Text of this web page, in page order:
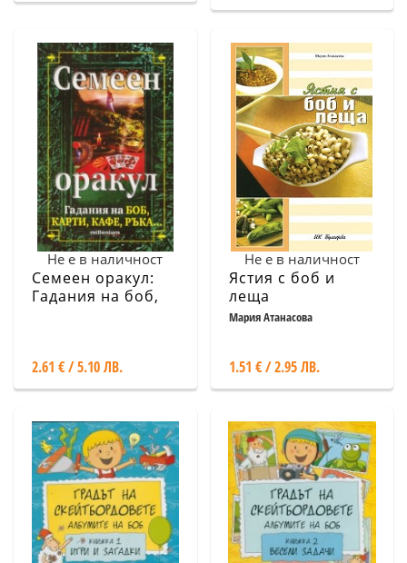
Не е в наличност
Семеен оракул:
Гадания на боб,
2.61 € / 5.10 ЛВ.
Не е в наличност
Ястия с боб и
леща
Мария Атанасова
1.51 € / 2.95 ЛВ.